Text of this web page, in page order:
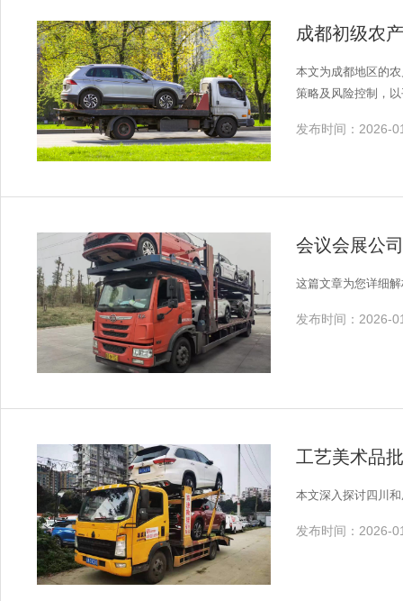
成都初级农
本文为成都地区的
策略及风险控制，
发布时间：2026-
会议会展公
这篇文章为您详细
发布时间：2026-
工艺美术品
本文深入探讨四川
发布时间：2026-